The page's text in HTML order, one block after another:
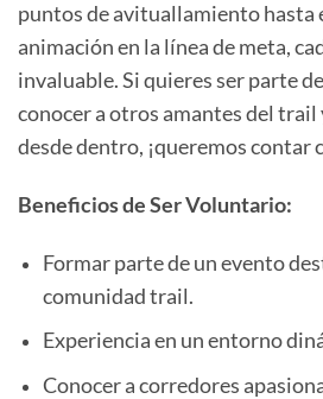
puntos de avituallamiento hasta
animación en la línea de meta,
invaluable. Si quieres ser parte
conocer a otros amantes del
desde dentro, ¡queremos contar
Beneficios de Ser Voluntario:
Formar parte de un evento
comunidad trail.
Experiencia en un entorno
Conocer a corredores